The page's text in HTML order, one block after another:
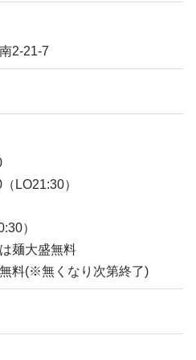
2-21-7
LO21:30）
）
麺大盛無料
料(※無くなり次第終了)